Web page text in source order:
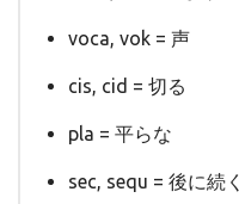
voca, vok = 声
cis, cid = 切る
pla = 平らな
sec, sequ = 後に続く